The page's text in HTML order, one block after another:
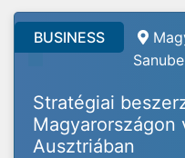
BUSINESS
Stratégiai
Magyarországon
Ausztriában